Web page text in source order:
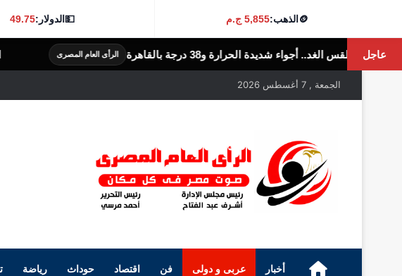
🪙الذهب:5,855 ج.م 💵الدولار:49.75
عاجل
الحرارة و38 درجة بالقاهرة الرأى العام المصرى الولايات المتحدة
الجمعة , 7 أغسطس 2026
الرئيسيةأخبار عربى و دولى فن اقتصاد حوداث رياضة